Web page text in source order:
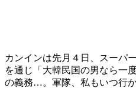
カンインは先月４日、スーパ
を通じ「大韓民国の男なら一
の義務…。軍隊、私もいつ行